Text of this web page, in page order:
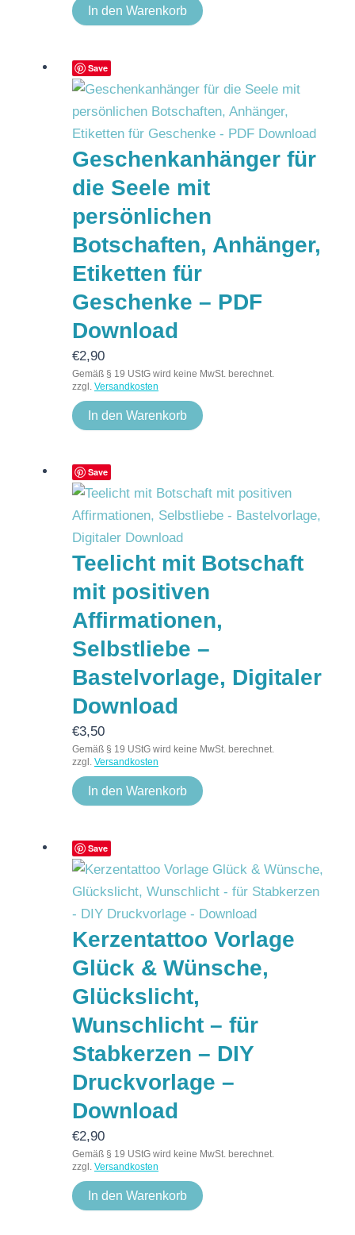
In den Warenkorb
Save
Geschenkanhänger für
die Seele mit
persönlichen
Botschaften, Anhänger,
Etiketten für
Geschenke – PDF
Download
€2,90
Gemäß § 19 UStG wird keine MwSt. berechnet.
zzgl. Versandkosten
In den Warenkorb
Save
Teelicht mit Botschaft
mit positiven
Affirmationen,
Selbstliebe –
Bastelvorlage, Digitaler
Download
€3,50
Gemäß § 19 UStG wird keine MwSt. berechnet.
zzgl. Versandkosten
In den Warenkorb
Save
Kerzentattoo Vorlage
Glück & Wünsche,
Glückslicht,
Wunschlicht – für
Stabkerzen – DIY
Druckvorlage –
Download
€2,90
Gemäß § 19 UStG wird keine MwSt. berechnet.
zzgl. Versandkosten
In den Warenkorb